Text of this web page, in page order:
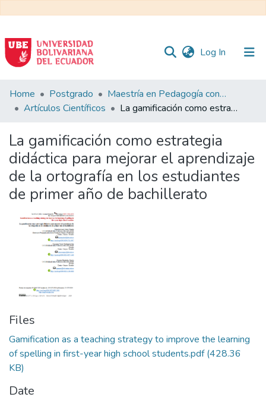
Log In (current)
Communities
&
All of DSpace
Statistics
Home Postgrado
Maestría en Pedagogía con Mención en Formación Técnica y Profesional
Artículos Científicos
La gamificación como estrategia didáctica para mejorar el aprendizaje de la ortografía en los estudiantes de primer año de bachillerato
La gamificación como estrategia
didáctica para mejorar el aprendizaje
de la ortografía en los estudiantes
de primer año de bachillerato
Files
Gamification as a teaching strategy to improve the learning
of spelling in first-year high school students.pdf(428.36
KB)
Date